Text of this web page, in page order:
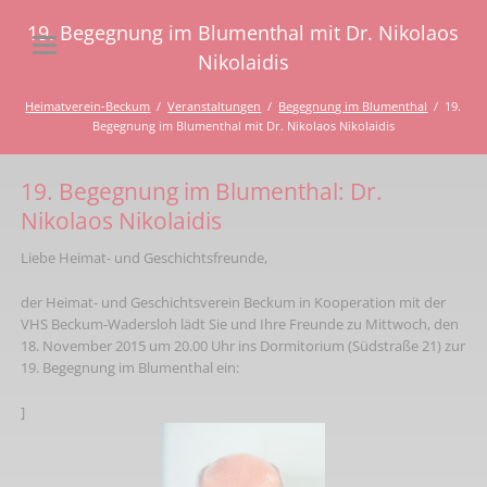
19. Begegnung im Blumenthal mit Dr. Nikolaos
Nikolaidis
Heimatverein-Beckum Veranstaltungen Begegnung im Blumenthal
19.
Begegnung im Blumenthal mit Dr. Nikolaos Nikolaidis
19. Begegnung im Blumenthal: Dr.
Nikolaos Nikolaidis
Liebe Heimat- und Geschichtsfreunde,
der Heimat- und Geschichtsverein Beckum in Kooperation mit der
VHS Beckum-Wadersloh lädt Sie und Ihre Freunde zu Mittwoch, den
18. November 2015 um 20.00 Uhr ins Dormitorium (Südstraße 21) zur
19. Begegnung im Blumenthal ein:
]